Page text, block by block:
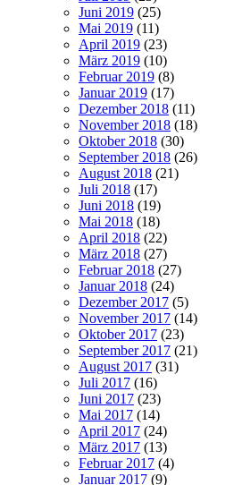
Juni 2019 (25)
Mai 2019 (11)
April 2019 (23)
März 2019 (10)
Februar 2019 (8)
Januar 2019 (17)
Dezember 2018 (11)
November 2018 (18)
Oktober 2018 (30)
September 2018 (26)
August 2018 (21)
Juli 2018 (17)
Juni 2018 (19)
Mai 2018 (18)
April 2018 (22)
März 2018 (27)
Februar 2018 (27)
Januar 2018 (24)
Dezember 2017 (5)
November 2017 (14)
Oktober 2017 (23)
September 2017 (21)
August 2017 (31)
Juli 2017 (16)
Juni 2017 (23)
Mai 2017 (14)
April 2017 (24)
März 2017 (13)
Februar 2017 (4)
Januar 2017 (9)